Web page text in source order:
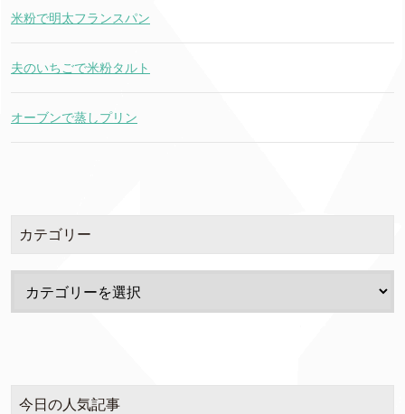
米粉で明太フランスパン
夫のいちごで米粉タルト
オーブンで蒸しプリン
カテゴリー
今日の人気記事